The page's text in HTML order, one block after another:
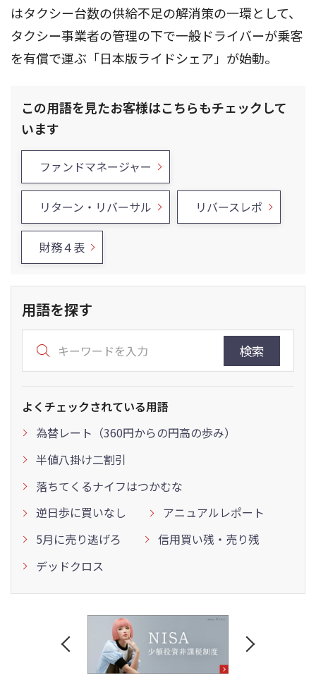
はタクシー台数の供給不足の解消策の一環として、
タクシー事業者の管理の下で一般ドライバーが乗客
を有償で運ぶ「日本版ライドシェア」が始動。
この用語を見たお客様はこちらもチェックして
います
ファンドマネージャー
リターン・リバーサル リバースレポ
財務４表
用語を探す
検索
よくチェックされている用語
為替レート（360円からの円高の歩み）
半値八掛け二割引
落ちてくるナイフはつかむな
逆日歩に買いなし
アニュアルレポート
5月に売り逃げろ
信用買い残・売り残
デッドクロス